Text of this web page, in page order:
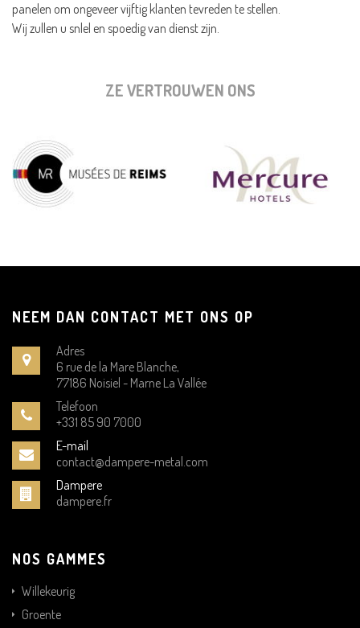
panelen om ongeveer vijftig klanten tevreden te stellen.
Wij zullen u snlel en spoedig van dienst zijn.
ZE VERTROUWEN ONS
NEEM DAN CONTACT MET ONS OP
Adres
6 rue de la Mare Blanche,
77186 Noisiel - Marne La Vallée
Telefoon
+331 85 90 7000
E-mail
contact@dampere-metal.com
Dampere
dampere.fr
NOS GAMMES
Willekeurig
Groente